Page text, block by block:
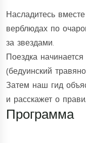
Насладитесь
верблюдах по
за звездами.
Поездка
(бедуинский
Затем наш гид
и расскажет о
Программа